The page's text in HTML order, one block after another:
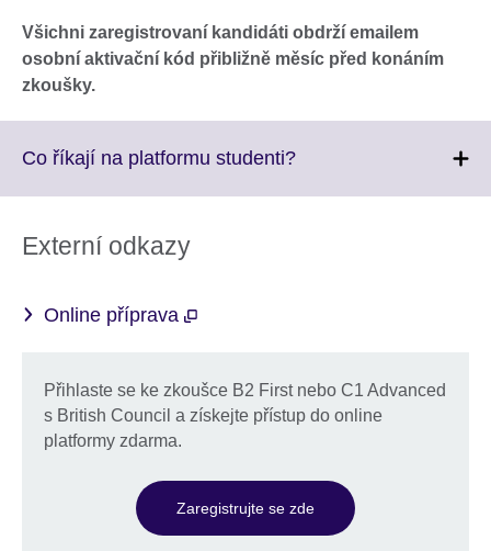
Všichni zaregistrovaní kandidáti obdrží emailem
osobní aktivační kód přibližně měsíc před konáním
zkoušky.
Co říkají na platformu studenti?Click
Externí odkazy
Online příprava
Přihlaste se ke zkoušce B2 First nebo C1 Advanced
s British Council a získejte přístup do online
platformy zdarma.
Zaregistrujte se zde